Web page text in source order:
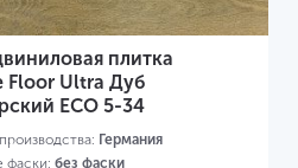
плитка
Floor Ultra Дуб
ЕСО 5-34
Германия
фаски: без фаски